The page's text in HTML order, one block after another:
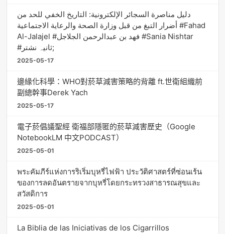
دليل مناصرة السجائر الإلكترونية: التاريخ الخفي للحد من
أضرار التبغ من قبل وزارة الصحة والرعاية الاجتماعية #Fahad
Al-Jalajel #فهد بن عبدالرحمن الجلاجل #Sania Nishtar
#ثانیہ نشتر;
2025-05-17
邊緣化科學：WHO對菸草減害策略的背離 ft.世衛組織前
副總幹事Derek Yach
2025-05-17
電子菸倡議聖經 衛福部隱匿的菸草減害歷史（Google
NotebookLM 中文PODCAST）
2025-05-01
พระคัมภีร์แห่งการริเริ่มบุหรี่ไฟฟ้า ประวัติศาสตร์ที่ซ่อนเร้น
ของการลดอันตรายจากบุหรี่โดยกระทรวงสาธารณสุขและ
สวัสดิการ
2025-05-01
La Biblia de las Iniciativas de los Cigarrillos